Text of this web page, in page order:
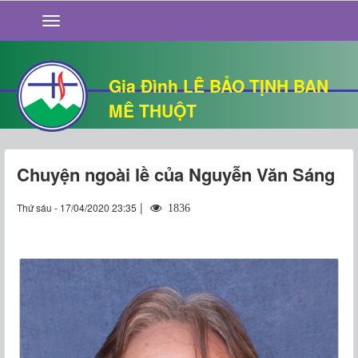
Gia Đình LÊ BẢO TỊNH BAN
MÊ THUỘT
GIỚI THIỆU
TIN TỨC
SỐNG ĐẠO
CHUYỆN NHÀ
QUÁN VĂN
THƯ GIÃN
Chuyện ngoài lề của Nguyễn Văn Sáng
Thứ sáu - 17/04/2020 23:35 | 1836